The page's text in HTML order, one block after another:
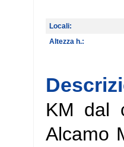
Locali:
Altezza h.:
KM dal
Alcamo